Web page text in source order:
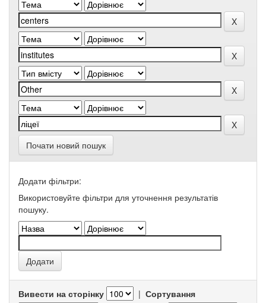
Почати новий пошук
Додати фільтри:
Використовуйте фільтри для уточнення результатів
пошуку.
Вивести на сторінку | Сортування